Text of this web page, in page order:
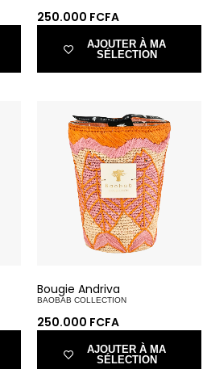
250.000 FCFA
AJOUTER À MA
SÉLECTION
Bougie Andriva
BAOBAB COLLECTION
250.000 FCFA
AJOUTER À MA
SÉLECTION